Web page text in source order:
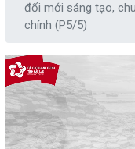
đổi mới sáng tạo,
chính (P5/5)